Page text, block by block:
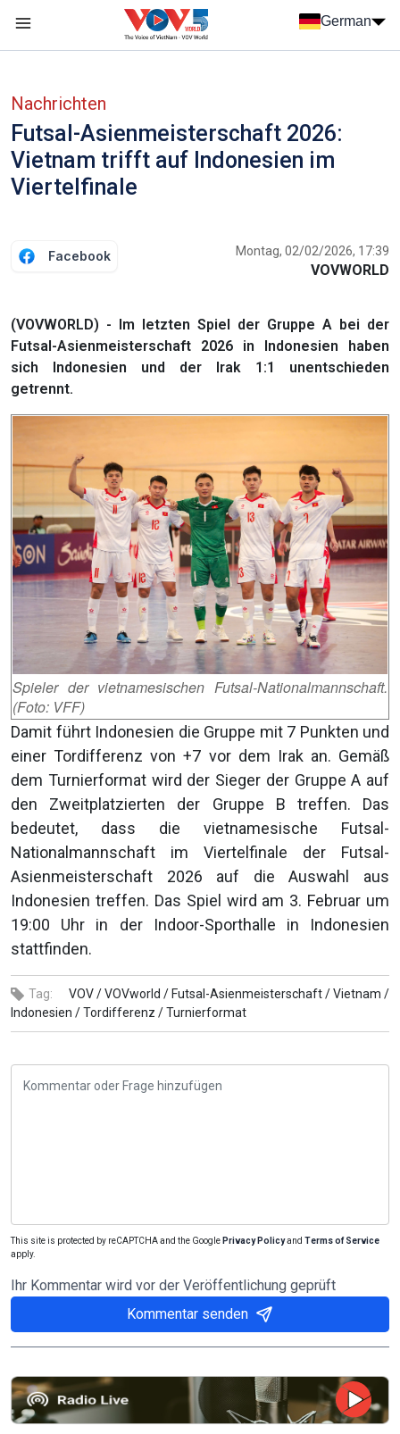
German
Nachrichten
Futsal-Asienmeisterschaft 2026:
Vietnam trifft auf Indonesien im
Viertelfinale
Facebook Montag, 02/02/2026, 17:39
VOVWORLD
(VOVWORLD) - Im letzten Spiel der Gruppe A bei der
Futsal-Asienmeisterschaft 2026 in Indonesien haben
sich Indonesien und der Irak 1:1 unentschieden
getrennt.
Spieler der vietnamesischen Futsal-Nationalmannschaft.
(Foto: VFF)
Damit führt Indonesien die Gruppe mit 7 Punkten und
einer Tordifferenz von +7 vor dem Irak an. Gemäß
dem Turnierformat wird der Sieger der Gruppe A auf
den Zweitplatzierten der Gruppe B treffen. Das
bedeutet, dass die vietnamesische Futsal-
Nationalmannschaft im Viertelfinale der Futsal-
Asienmeisterschaft 2026 auf die Auswahl aus
Indonesien treffen. Das Spiel wird am 3. Februar um
19:00 Uhr in der Indoor-Sporthalle in Indonesien
stattfinden.
Tag: VOV /VOVworld / Futsal-Asienmeisterschaft /Vietnam /
Indonesien /Tordifferenz /Turnierformat
This site is protected by reCAPTCHA and the Google Privacy Policyand Terms of Service
apply.
Ihr Kommentar wird vor der Veröffentlichung geprüft
Kommentar senden